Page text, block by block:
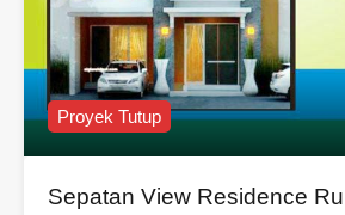
Proyek Tutup
Sepatan View Residence